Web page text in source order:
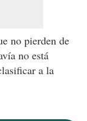
no pierden de
no está
a la